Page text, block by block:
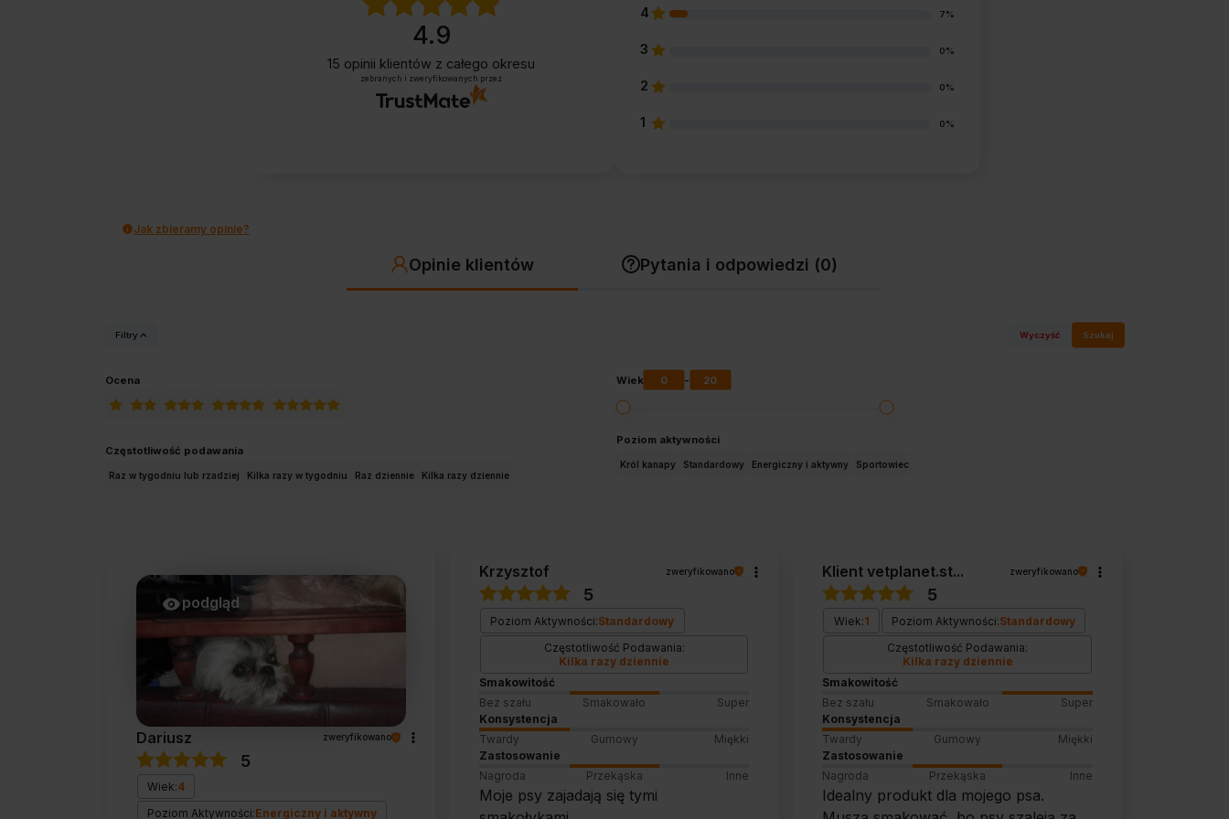
4.9
15 opinii klientów z całego okresu
zebranych i zweryfikowanych przez
4 7%
3 0%
2 0%
1 0%
Jak zbieramy opinie?
Opinie klientów Pytania i odpowiedzi (0)
Filtry Wyczyść Szukaj
Ocena Wiek 0 - 20
Poziom aktywności
Król kanapy Standardowy Energiczny i aktywny Sportowiec
Częstotliwość podawania
Raz w tygodniu lub rzadziej Kilka razy w tygodniu Raz dziennie Kilka razy dziennie
podgląd
Dariusz zweryfikowano
5
Wiek:4
Poziom Aktywności:Energiczny i aktywny
Krzysztof zweryfikowano
5
Poziom Aktywności:Standardowy
Częstotliwość Podawania:
Kilka razy dziennie
Smakowitość
Bez szału
Smakowało
Super
Konsystencja
Twardy
Gumowy
Miękki
Zastosowanie
Nagroda
Przekąska Inne
Moje psy zajadają się tymi
Klient vetplanet.st... zweryfikowano
5
Wiek:1 Poziom Aktywności:Standardowy
Częstotliwość Podawania:
Kilka razy dziennie
Smakowitość
Bez szału
Smakowało
Super
Konsystencja
Twardy
Gumowy
Miękki
Zastosowanie
Nagroda
Przekąska Inne
Idealny produkt dla mojego psa.